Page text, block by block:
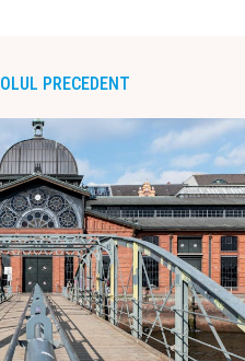
PRECEDENT